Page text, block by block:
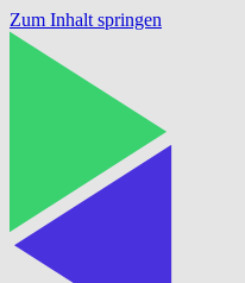
Zum Inhalt springen